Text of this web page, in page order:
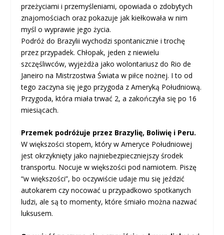
przeżyciami i przemyśleniami, opowiada o zdobytych
znajomościach oraz pokazuje jak kiełkowała w nim
myśl o wyprawie jego życia.
Podróż do Brazylii wychodzi spontanicznie i trochę
przez przypadek. Chłopak, jeden z niewielu
szczęśliwców, wyjeżdża jako wolontariusz do Rio de
Janeiro na Mistrzostwa Świata w piłce nożnej. I to od
tego zaczyna się jego przygoda z Ameryką Południową.
Przygoda, która miała trwać 2, a zakończyła się po 16
miesiącach.
Przemek podróżuje przez Brazylię, Boliwię i Peru.
W większości stopem, który w Ameryce Południowej
jest okrzyknięty jako najniebezpieczniejszy środek
transportu. Nocuje w większości pod namiotem. Piszę
“w większości”, bo oczywiście udaje mu się jeździć
autokarem czy nocować u przypadkowo spotkanych
ludzi, ale są to momenty, które śmiało można nazwać
luksusem.